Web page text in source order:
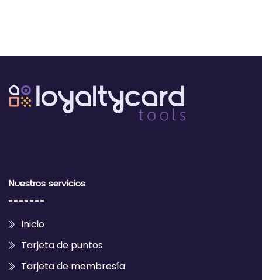
Nuestros servicios
Inicio
Tarjeta de puntos
Tarjeta de membresía